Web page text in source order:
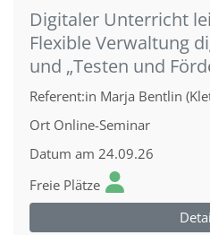
Digitaler Unterricht
Flexible Verwaltung
und „Testen und
Referent:in Marja Bentlin
Ort Online-Seminar
Datum am 24.09.26
Freie Plätze